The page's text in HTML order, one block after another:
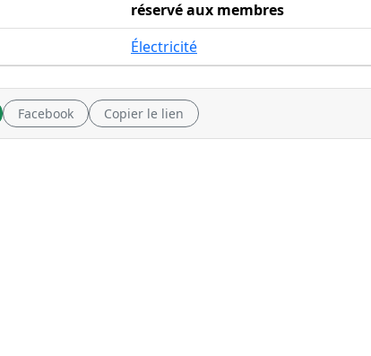
réservé aux membres
Électricité
Facebook Copier le lien